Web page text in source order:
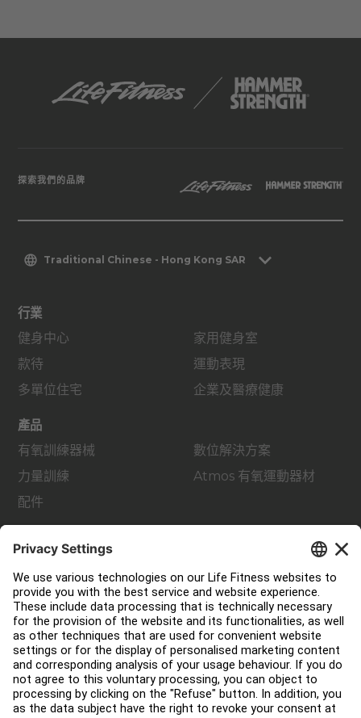
探索我們的品牌
Traditional Chinese - Hong Kong SAR
行業
健身中心
款待
多單位住宅
家用健身室
運動表現
企業及醫療健康
產品
有氧訓練器械
力量訓練
配件
數位解決方案
Atmos 有氧運動器材
服務中心
教育中心
關於我們
查找經銷商
尋找商店